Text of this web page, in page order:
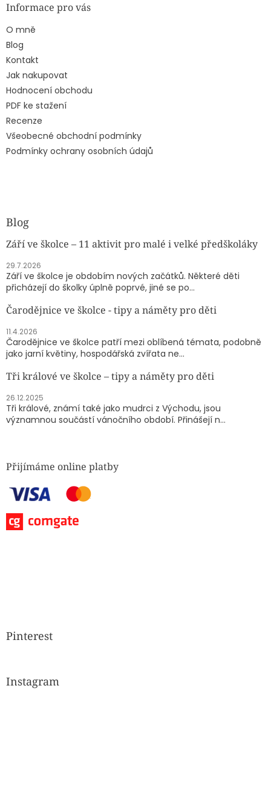
Informace pro vás
O mně
Blog
Kontakt
Jak nakupovat
Hodnocení obchodu
PDF ke stažení
Recenze
Všeobecné obchodní podmínky
Podmínky ochrany osobních údajů
Blog
Září ve školce – 11 aktivit pro malé i velké předškoláky
29.7.2026
Září ve školce je obdobím nových začátků. Některé děti
přicházejí do školky úplně poprvé, jiné se po...
Čarodějnice ve školce - tipy a náměty pro děti
11.4.2026
Čarodějnice ve školce patří mezi oblíbená témata, podobně
jako jarní květiny, hospodářská zvířata ne...
Tři králové ve školce – tipy a náměty pro děti
26.12.2025
Tři králové, známí také jako mudrci z Východu, jsou
významnou součástí vánočního období. Přinášejí n...
Přijímáme online platby
Pinterest
Instagram